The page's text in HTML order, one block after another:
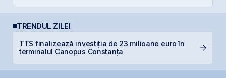
TRENDUL ZILEI
TTS finalizează investiția de 23 milioane euro în
terminalul Canopus Constanța